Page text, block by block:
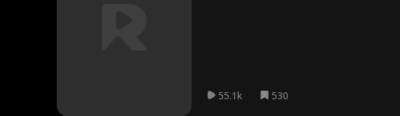
55.1k 530